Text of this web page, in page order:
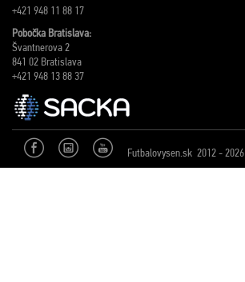
+421 948 11 88 17
Pobočka Bratislava:
Švantnerova 2
841 02 Bratislava
+421 948 13 88 37
Futbalovysen.sk 2012 - 2026